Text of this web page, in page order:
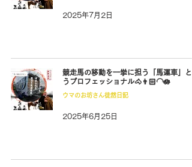
2025年7月2日
競走馬の移動を一挙に担う「馬運車」と
うプロフェッショナル🐴👨🏻‍🦲🪷
ウマのお坊さん徒然日記
2025年6月25日